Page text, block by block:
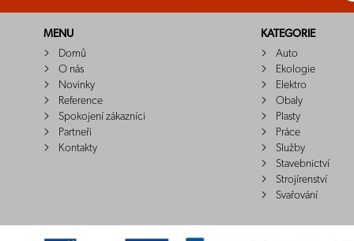
MENU
Domů
O nás
Novinky
Reference
Spokojení zákazníci
Partneři
Kontakty
KATEGORIE
Auto
Ekologie
Elektro
Obaly
Plasty
Práce
Služby
Stavebnictví
Strojírenství
Svařování